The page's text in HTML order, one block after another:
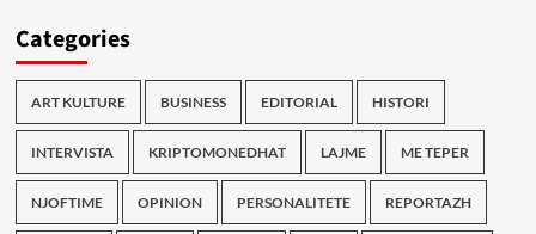
Categories
ART KULTURE BUSINESS EDITORIAL HISTORI
INTERVISTA KRIPTOMONEDHAT LAJME ME TEPER
NJOFTIME OPINION PERSONALITETE REPORTAZH